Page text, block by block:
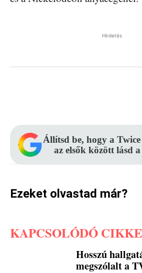
Hirdetés
Állítsd be, hogy a
az elsők között lásd
Ezeket olvastad már?
KAPCSOLÓDÓ
Hosszú
megszólalt a